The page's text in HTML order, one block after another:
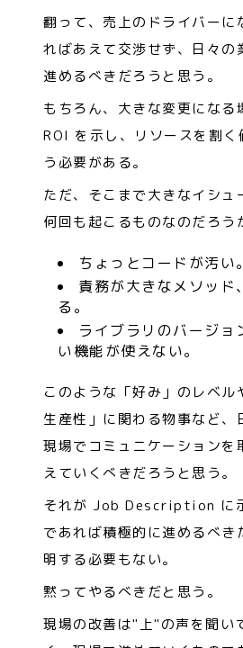
翻って、売上のドライバーに
ればあえて交渉せず、日々の
進めるべきだろうと思う。
もちろん、大きな変更になる
ROI を示し、リソースを割く
う必要がある。
ただ、そこまで大きなイシュ
何回も起こるものなのだろう
ちょっとコードが汚い。
責務が大きなメソッド
る。
ライブラリのバージョ
い機能が使えない。
このような「好み」のレベル
生産性」に関わる物事など、
現場でコミュニケーションを
えていくべきだろうと思う。
それが Job Description に
であれば積極的に進めるべき
明する必要もない。
黙ってやるべきだと思う。
現場の改善は"上"の声を聞い